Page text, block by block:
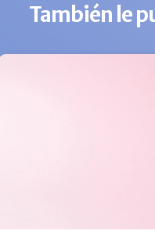
También le